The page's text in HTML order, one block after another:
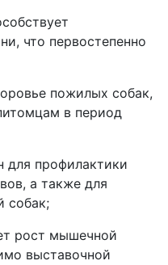
что первостепенно
пожилых собак,
в период
для профилактики
а также для
собак;
рост мышечной
выставочной